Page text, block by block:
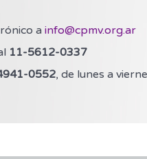
a info@cpmv.org.ar
11-5612-0337
0552, de lunes a